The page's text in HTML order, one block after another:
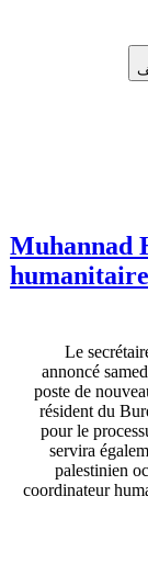
Muhannad
Le
annoncé
poste de
résident du
pour le
servira
palestinien
coordinateur